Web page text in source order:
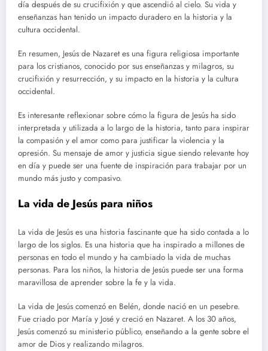
día después de su crucifixión y que ascendió al cielo. Su vida y
enseñanzas han tenido un impacto duradero en la historia y la
cultura occidental.
En resumen, Jesús de Nazaret es una figura religiosa importante
para los cristianos, conocido por sus enseñanzas y milagros, su
crucifixión y resurrección, y su impacto en la historia y la cultura
occidental.
Es interesante reflexionar sobre cómo la figura de Jesús ha sido
interpretada y utilizada a lo largo de la historia, tanto para inspirar
la compasión y el amor como para justificar la violencia y la
opresión. Su mensaje de amor y justicia sigue siendo relevante hoy
en día y puede ser una fuente de inspiración para trabajar por un
mundo más justo y compasivo.
La vida de Jesús para niños
La vida de Jesús es una historia fascinante que ha sido contada a lo
largo de los siglos. Es una historia que ha inspirado a millones de
personas en todo el mundo y ha cambiado la vida de muchas
personas. Para los niños, la historia de Jesús puede ser una forma
maravillosa de aprender sobre la fe y la vida.
La vida de Jesús comenzó en Belén, donde nació en un pesebre.
Fue criado por María y José y creció en Nazaret. A los 30 años,
Jesús comenzó su ministerio público, enseñando a la gente sobre el
amor de Dios y realizando milagros.